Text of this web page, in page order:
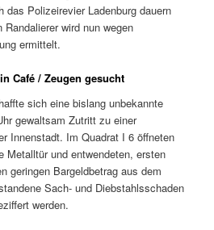
das Polizeirevier Ladenburg dauern
wird nun wegen
ermittelt.
Café / Zeugen gesucht
sich eine bislang unbekannte
gewaltsam Zutritt zu einer
Innenstadt. Im Quadrat I 6 öffneten
Metalltür und entwendeten, ersten
geringen Bargeldbetrag aus dem
Sach- und Diebstahlsschaden
werden.